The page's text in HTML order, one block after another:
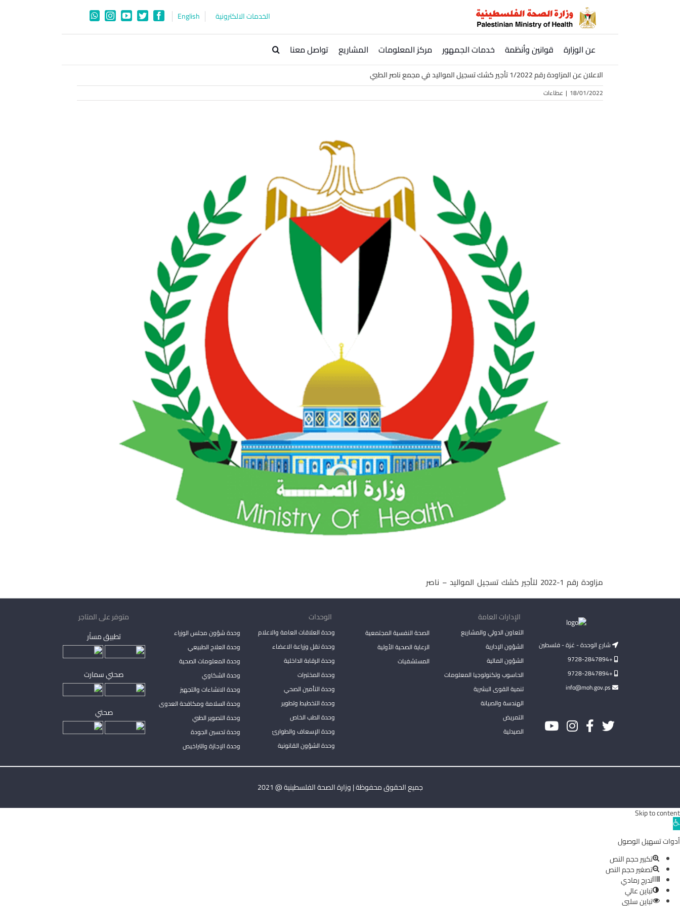
الخدمات الالكترونية English
Facebook
Twitter
YouTube
Instagram
WhatsApp
عن الوزارة قوانين وأنظمة خدمات الجمهور مركز المعلومات المشاريع تواصل معنا
الاعلان عن المزاودة رقم 1/2022 تأجير كشك تسجيل المواليد في مجمع ناصر الطبي
18/01/2022
| عطاءات
مزاودة رقم 1-2022 لتأجير كشك تسجيل المواليد – ناصر
شارع الوحدة - غزة - فلسطين
+9728-2847894
+9728-2847894
الإدارات العامة
التعاون الدولي والمشاريع
الشؤون الإدارية
الشؤون المالية
الحاسوب وتكنولوجيا المعلومات
تنمية القوى البشرية
الهندسة والصيانة
التمريض
الصيدلية
الصحة النفسية المجتمعية
الرعاية الصحية الأولية
المستشفيات
الوحدات
وحدة العلاقات العامة والاعلام
وحدة نقل وزراعة الاعضاء
وحدة الرقابة الداخلية
وحدة المختبرات
وحدة التأمين الصحي
وحدة التخطيط وتطوير
وحدة الطب الخاص
وحدة الإسعاف والطوارئ
وحدة الشؤون القانونية
وحدة شؤون مجلس الوزراء
وحدة العلاج الطبيعي
وحدة المعلومات الصحية
وحدة الشكاوي
وحدة الانشاءات والتجهيز
وحدة السلامة ومكافحة العدوى
وحدة التصوير الطبي
وحدة تحسين الجودة
وحدة الإجازة والتراخيص
متوفر على المتاجر
تطبيق مساْر
صحتي سمارت
صحتي
جميع الحقوق محفوظة | وزارة الصحة الفلسطينية @ 2021
Skip to content
Open
toolbar
أدوات تسهيل الوصول
تكبير حجم النص
تصغير حجم النص
تدرج رمادي
تباين عالي
تباين سلبي